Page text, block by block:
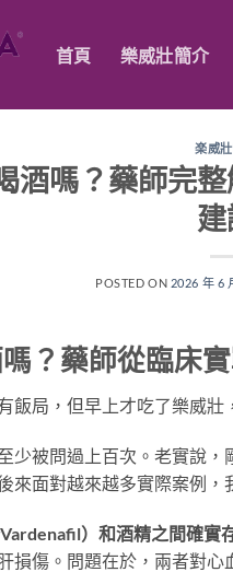
首頁 樂威壯簡介
楽威
酒嗎？藥師完
POSTED ON 2026 年 6
？藥師從臨床
飯局，但早上才吃了樂威壯
少被問過上百次。老實說
來面對越來越多實際案例
）和酒精之間確實
損傷。問題在於，兩者對